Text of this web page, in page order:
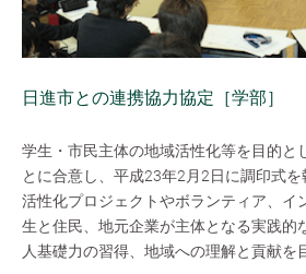
日進市との連携協力協定［学部］
学生・市民主体の地域活性化等を目的と
とに合意し、平成23年2月2日に調印式
活性化プロジェクトやボランティア、イ
生と住民、地元企業が主体となる実践的
人基礎力の習得、地域への理解と貢献を